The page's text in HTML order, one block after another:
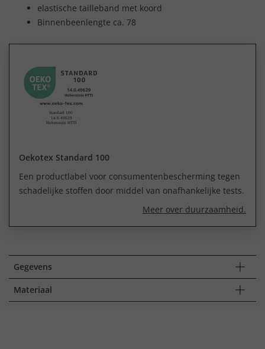
elastische tailleband met koord
Binnenbeenlengte ca. 78
Oekotex Standard 100
Een productlabel voor consumentenbescherming tegen
schadelijke stoffen door middel van onafhankelijke tests.
Meer over duurzaamheid.
Gegevens
Materiaal